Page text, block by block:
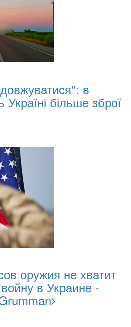
в
Україні більше зброї
оружия не хватит
в Украине -